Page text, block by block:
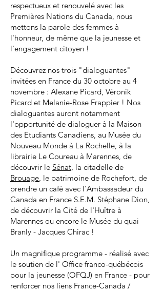
respectueux et renouvelé avec les
Premières Nations du Canada, nous
mettons la parole des femmes à
l'honneur, de même que la jeunesse et
l'engagement citoyen !
Découvrez nos trois "dialoguantes"
invitées en France du 30 octobre au 4
novembre : Alexane Picard, Véronik
Picard et Melanie-Rose Frappier ! Nos
dialoguantes auront notamment
l'opportunité de dialoguer à la Maison
des Etudiants Canadiens, au Musée du
Nouveau Monde à La Rochelle, à la
librairie Le Coureau à Marennes, de
découvrir le Sénat, la citadelle de
Brouage, le patrimoine de Rochefort, de
prendre un café avec l'Ambassadeur du
Canada en France S.E.M. Stéphane Dion,
de découvrir la Cité de l'Huître à
Marennes ou encore le Musée du quai
Branly - Jacques Chirac !
Un magnifique programme - réalisé avec
le soutien de l' Office franco-québécois
pour la jeunesse (OFQJ) en France - pour
renforcer nos liens France-Canada /